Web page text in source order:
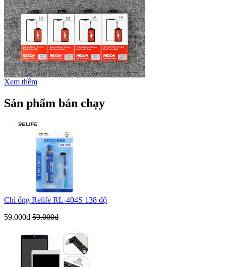
Xem thêm
Sản phẩm bán chạy
Chì ống Relife RL-404S 138 độ
59.000đ 59.000đ